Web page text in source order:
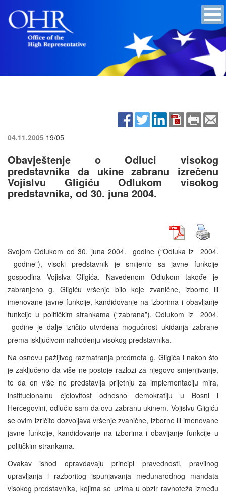
04.11.2005 19/05
Obavještenje o Odluci visokog
predstavnika da ukine zabranu izrečenu
Vojislvu Gligiću Odlukom visokog
predstavnika, od 30. juna 2004.
Svojom Odlukom od 30. juna 2004. godine (“Odluka iz 2004.
godine”), visoki predstavnik je smijenio sa javne funkcije
gospodina Vojislva Gligića. Navedenom Odlukom takođe je
zabranjeno g. Gligiću vršenje bilo koje zvanične, izborne ili
imenovane javne funkcije, kandidovanje na izborima i obavljanje
funkcije u političkim strankama (“zabrana”). Odlukom iz 2004.
godine je dalje izričito utvrđena mogućnost ukidanja zabrane
prema isključivom nahođenju visokog predstavnika.
Na osnovu pažljivog razmatranja predmeta g. Gligića i nakon što
je zaključeno da više ne postoje razlozi za njegovo smjenjivanje,
te da on više ne predstavlja prijetnju za implementaciju mira,
institucionalnu cjelovitost odnosno demokratiju u Bosni i
Hercegovini, odlučio sam da ovu zabranu ukinem. Vojislvu Gligiću
se ovim izričito dozvoljava vršenje zvanične, izborne ili imenovane
javne funkcije, kandidovanje na izborima i obavljanje funkcije u
političkim strankama.
Ovakav ishod opravdavaju principi pravednosti, pravilnog
upravljanja i razboritog ispunjavanja međunarodnog mandata
visokog predstavnika, kojima se uzima u obzir ravnoteža između